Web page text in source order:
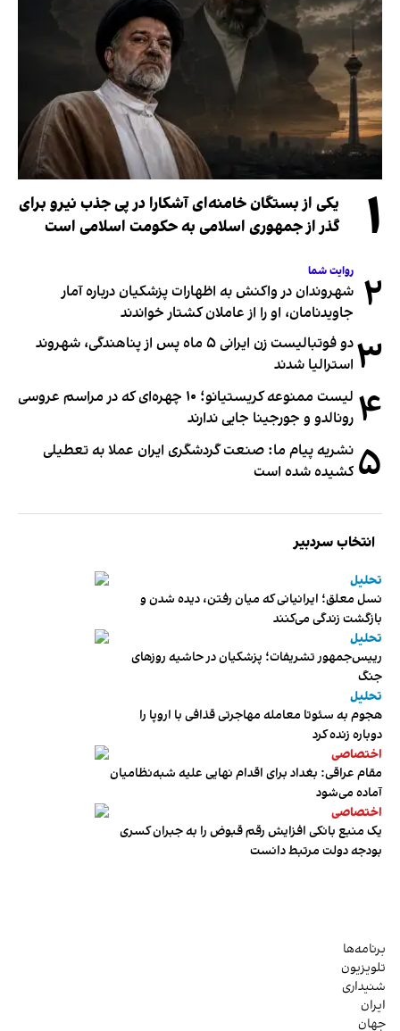
۱
یکی از بستگان خامنه‌ای آشکارا در پی جذب نیرو برای
گذر از جمهوری اسلامی به حکومت اسلامی است
۲ روایت شما
شهروندان در واکنش به اظهارات پزشکیان درباره آمار
جاویدنامان، او را از عاملان کشتار خواندند
۳
دو فوتبالیست زن ایرانی ۵ ماه پس از پناهندگی، شهروند
استرالیا شدند
۴
لیست ممنوعه کریستیانو؛ ۱۰ چهره‌ای که در مراسم عروسی
رونالدو و جورجینا جایی ندارند
۵ نشریه پیام ما: صنعت گردشگری ایران عملا به تعطیلی
کشیده شده است
انتخاب سردبیر
تحلیل
نسل معلق؛ ایرانیانی که میان رفتن، دیده شدن و
بازگشت زندگی می‌کنند
تحلیل
رییس‌جمهور تشریفات؛ پزشکیان در حاشیه روزهای
جنگ
تحلیل
هجوم به سئوتا معامله مهاجرتی قذافی با اروپا را
دوباره زنده کرد
اختصاصی
مقام عراقی: بغداد برای اقدام نهایی علیه شبه‌نظامیان
آماده می‌شود
اختصاصی
یک منبع بانکی افزایش رقم قبوض را به جبران کسری
بودجه دولت مرتبط دانست
برنامه‌ها
تلویزیون
شنیداری
ایران
جهان